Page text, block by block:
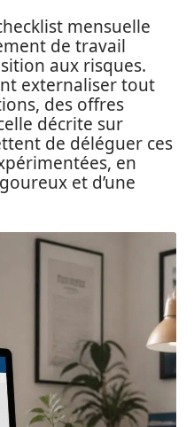
mensuelle
de travail
aux risques.
externaliser tout
des offres
décrite sur
de déléguer ces
en
et d’une